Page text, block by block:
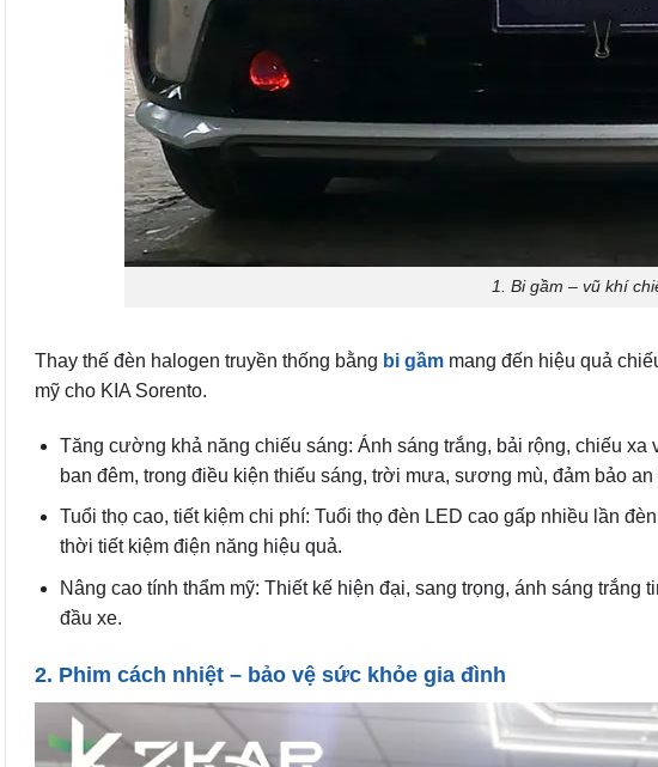
1. Bi gầm – vũ khí
Thay thế đèn halogen truyền thống bằng bi gầm mang đến hiệu quả
mỹ cho KIA Sorento.
Tăng cường khả năng chiếu sáng: Ánh sáng trắng, bải rộng, chiếu
ban đêm, trong điều kiện thiếu sáng, trời mưa, sương mù, đảm bảo
Tuổi thọ cao, tiết kiệm chi phí: Tuổi thọ đèn LED cao gấp nhiều lần
thời tiết kiệm điện năng hiệu quả.
Nâng cao tính thẩm mỹ: Thiết kế hiện đại, sang trọng, ánh sáng
đầu xe.
2. Phim cách nhiệt – bảo vệ sức khỏe gia đình